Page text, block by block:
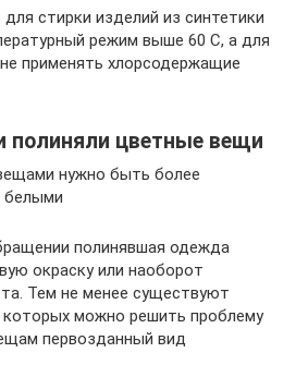
стирки изделий из синтетики
режим выше 60 С, а для
применять хлорсодержащие
полиняли цветные вещи
нужно быть более
белыми
полинявшая одежда
окраску или наоборот
Тем не менее существуют
можно решить проблему
первозданный вид